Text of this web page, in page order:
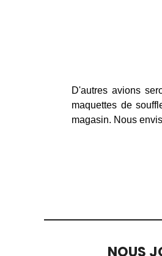
D'autres avions
maquettes de
magasin. Nous
NOUS